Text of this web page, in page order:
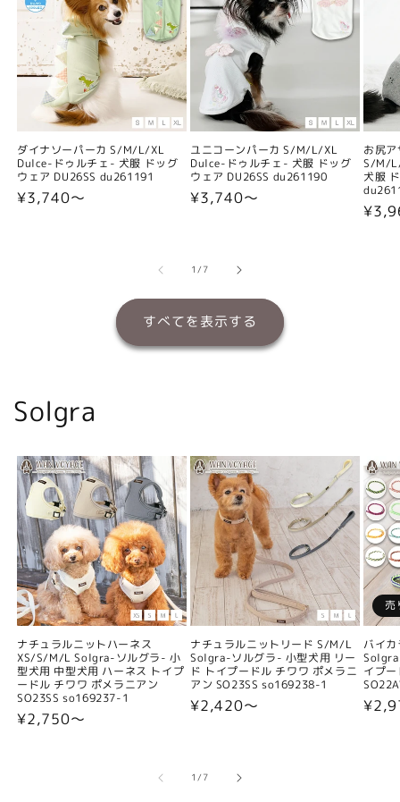
ダイナソーパーカ S/M/L/XL
Dulce-ドゥルチェ- 犬服 ドッグ
ウェア DU26SS du261191
通
¥3,740〜
ユニコーンパーカ S/M/L/XL
Dulce-ドゥルチェ- 犬服 ドッグ
ウェア DU26SS du261190
通
¥3,740〜
お尻
S/M/
犬服
通
1/の
7
すべてを表示する
Solgra
ナチュラルニットハーネス
XS/S/M/L Solgra-ソルグラ- 小
型犬用 中型犬用 ハーネス トイプ
ードル チワワ ポメラニアン
SO23SS so169237-1
通
¥2,750〜
ナチュラルニットリード S/M/L
Solgra-ソルグラ- 小型犬用 リー
ド トイプードル チワワ ポメラニ
アン SO23SS so169238-1
通
¥2,420〜
売
バイ
イプ
通
1/の
7